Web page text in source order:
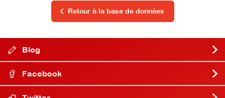
Retour à la base de données
Blog
Facebook